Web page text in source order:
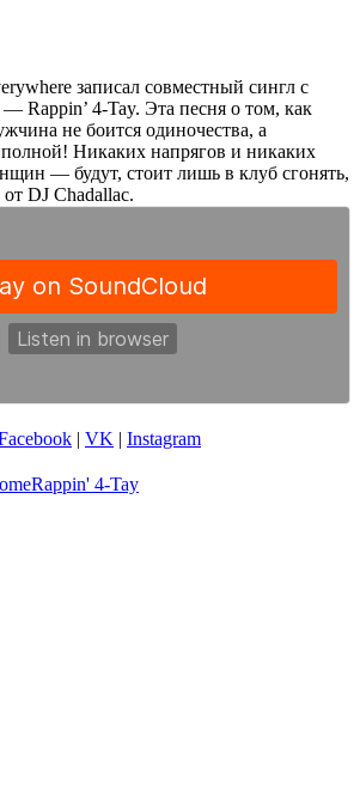
записал совместный сингл с
— Rappin’ 4-Tay. Эта песня о том, как
не боится одиночества, а
Никаких напрягов и никаких
— будут, стоит лишь в клуб сгонять,
DJ Chadallac.
| VK | Instagram
Rappin' 4-Tay